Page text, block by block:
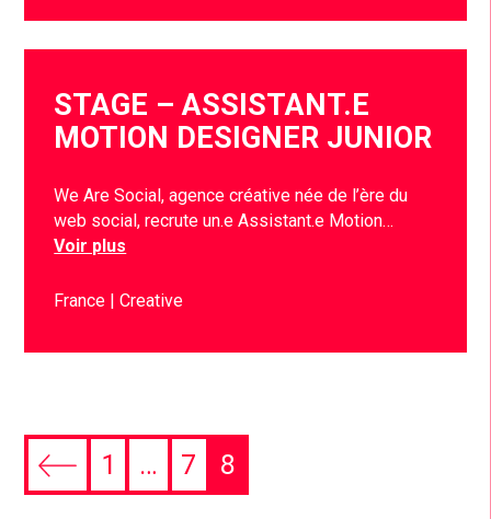
STAGE – ASSISTANT.E
MOTION DESIGNER JUNIOR
We Are Social, agence créative née de l’ère du
web social, recrute un.e Assistant.e Motion…
Voir plus
France Creative
1 … 7 8